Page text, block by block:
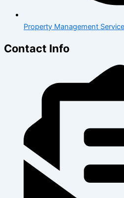
Property Management
Contact Info